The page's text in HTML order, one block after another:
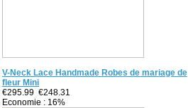
V-Neck Lace Handmade Robes de mariage de
fleur Mini
€295.99 €248.31
Economie : 16%